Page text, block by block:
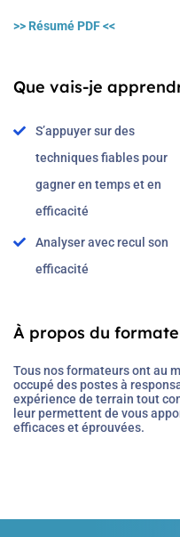
>> Résumé PDF <<
Que vais-je
S’appuyer sur des
techniques fiables pour
gagner en temps et en
efficacité
Analyser avec recul son
efficacité
À propos du